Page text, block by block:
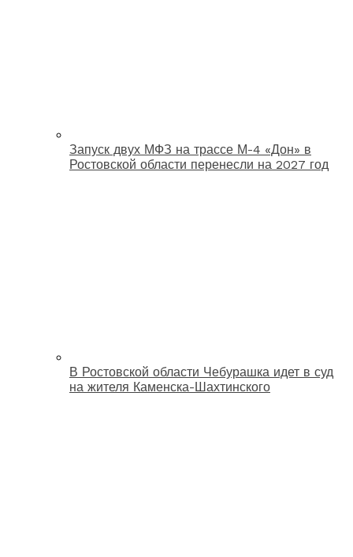
Запуск двух МФЗ на трассе М-4 «Дон» в
Ростовской области перенесли на 2027 год
В Ростовской области Чебурашка идет в суд
на жителя Каменска-Шахтинского